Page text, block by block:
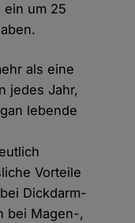
ein um 25
als eine
jedes Jahr,
lebende
Vorteile
Dickdarm-
bei Magen-,